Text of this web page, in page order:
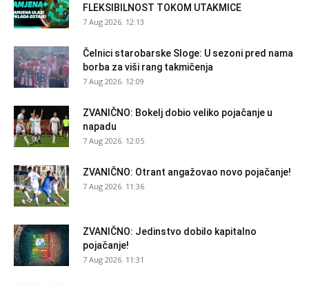
FLEKSIBILNOST TOKOM UTAKMICE
7 Aug 2026. 12:13
Čelnici starobarske Sloge: U sezoni pred nama
borba za viši rang takmičenja
7 Aug 2026. 12:09
ZVANIČNO: Bokelj dobio veliko pojačanje u
napadu
7 Aug 2026. 12:05
ZVANIČNO: Otrant angažovao novo pojačanje!
7 Aug 2026. 11:36
ZVANIČNO: Jedinstvo dobilo kapitalno
pojačanje!
7 Aug 2026. 11:31